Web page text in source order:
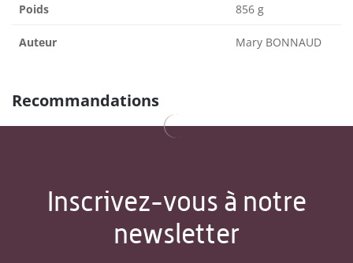
Poids 856 g
Auteur Mary BONNAUD
Recommandations
Inscrivez-vous à notre
newsletter